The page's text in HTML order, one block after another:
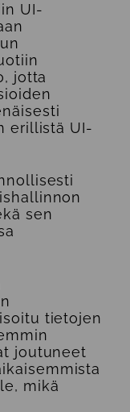
UI-
jotta
erillistä UI-
sen
tietojen
joutuneet
mikä